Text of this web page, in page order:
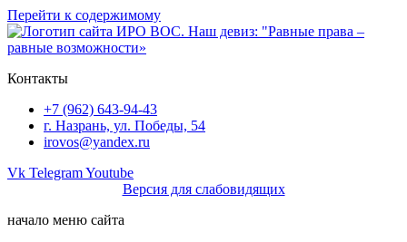
Перейти к содержимому
Контакты
+7 (962) 643-94-43
г. Назрань, ул. Победы, 54
irovos@yandex.ru
Vk TelegramYoutube
Версия для слабовидящих
начало меню сайта